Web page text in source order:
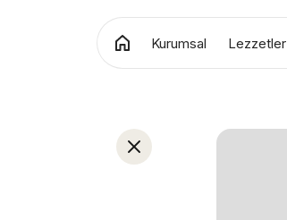
Kurumsal Lezzetler